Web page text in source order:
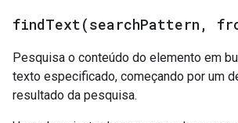
findText(searchPattern ,
Pesquisa o conteúdo do elemento em
texto especificado, começando por um
resultado da pesquisa.